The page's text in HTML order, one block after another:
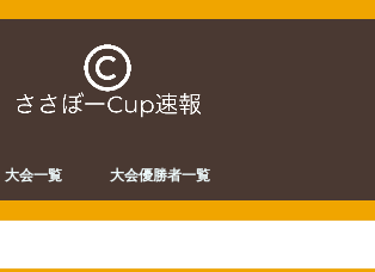
大会一覧 大会優勝者一覧